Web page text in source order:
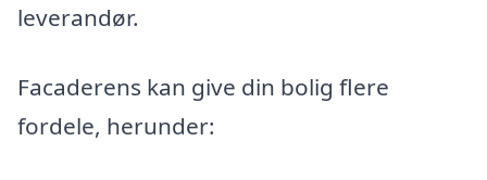
leverandør.
Facaderens kan give din bolig flere
fordele, herunder: